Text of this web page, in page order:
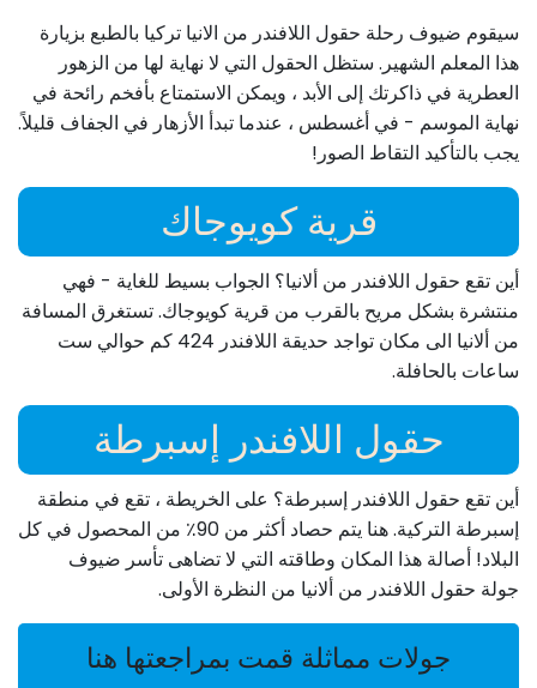
سيقوم ضيوف رحلة حقول اللافندر من الانيا تركيا بالطبع بزيارة
هذا المعلم الشهير. ستظل الحقول التي لا نهاية لها من الزهور
العطرية في ذاكرتك إلى الأبد ، ويمكن الاستمتاع بأفخم رائحة في
نهاية الموسم - في أغسطس ، عندما تبدأ الأزهار في الجفاف قليلاً.
يجب بالتأكيد التقاط الصور!
قرية كويوجاك
أين تقع حقول اللافندر من ألانيا؟ الجواب بسيط للغاية - فهي
منتشرة بشكل مريح بالقرب من قرية كويوجاك. تستغرق المسافة
من ألانيا الى مكان تواجد حديقة اللافندر 424 كم حوالي ست
ساعات بالحافلة.
حقول اللافندر إسبرطة
أين تقع حقول اللافندر إسبرطة؟ على الخريطة ، تقع في منطقة
إسبرطة التركية. هنا يتم حصاد أكثر من 90٪ من المحصول في كل
البلاد! أصالة هذا المكان وطاقته التي لا تضاهى تأسر ضيوف
جولة حقول اللافندر من ألانيا من النظرة الأولى.
جولات مماثلة قمت بمراجعتها هنا